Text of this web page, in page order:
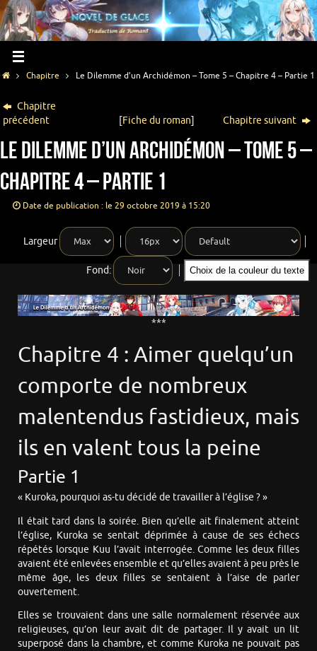
Chapitre Le Dilemme d’un Archidémon – Tome 5 – Chapitre 4 – Partie 1
Chapitre
précédent
[Fiche du roman] Chapitre suivant
Le Dilemme d’un Archidémon – Tome 5 –
Chapitre 4 – Partie 1
Date de publication : le 29 octobre 2019 à 15:20
Largeur
Fond: Choix de la couleur du texte
***
Chapitre 4 : Aimer quelqu’un
comporte de nombreux
malentendus fastidieux, mais
ils en valent tous la peine
Partie 1
« Kuroka, pourquoi as-tu décidé de travailler à l’église ? »
Il était tard dans la soirée. Bien qu’elle ait finalement atteint
l’église, Kuroka se sentait déprimée à cause de ses échecs
répétés lorsque Kuu l’avait interrogée. Comme les deux filles
avaient été enlevées ensemble et qu’elles avaient à peu près le
même âge, les deux filles se sentaient à l’aise de parler
ouvertement.
Elles se trouvaient dans une salle normalement réservée aux
religieuses, qu’on leur avait dit de partager. Il y avait un lit
superposé dans la chambre, et comme Kuroka ne pouvait pas